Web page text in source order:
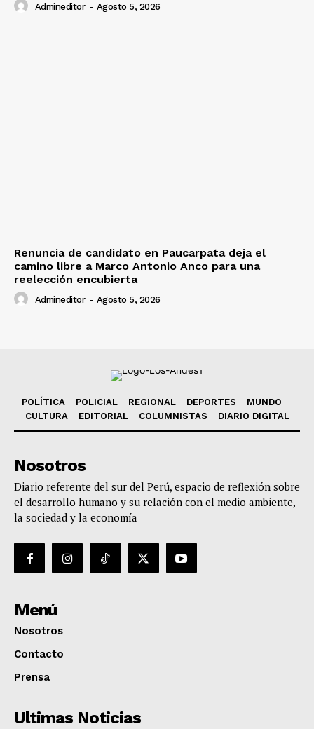
Admineditor - Agosto 5, 2026
Renuncia de candidato en Paucarpata deja el
camino libre a Marco Antonio Anco para una
reelección encubierta
Admineditor - Agosto 5, 2026
POLÍTICA POLICIAL REGIONAL DEPORTES
MUNDO
CULTURA
EDITORIAL COLUMNISTAS DIARIO DIGITAL
Nosotros
Diario referente del sur del Perú, espacio de reflexión sobre
el desarrollo humano y su relación con el medio ambiente,
la sociedad y la economía
Menú
Nosotros
Contacto
Prensa
Ultimas Noticias